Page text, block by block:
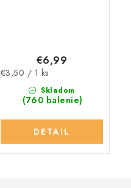
Skladom
(760 balenie)
€6,99
Jednotková
€3,50 / 1 ks
DETAIL